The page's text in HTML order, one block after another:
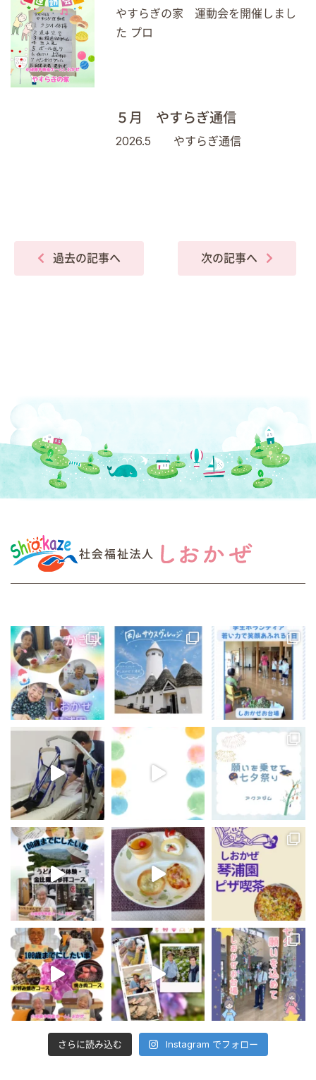
やすらぎの家 運動会を開催しまし
た プロ
５月 やすらぎ通信
2026.5 やすらぎ通信
過去の記事へ 次の記事へ
さらに読み込む Instagram でフォロー